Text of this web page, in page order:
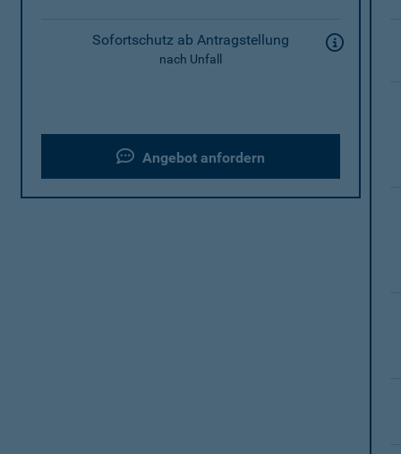
Sofortschutz ab Antragstellung
nach Unfall
Angebot anfordern